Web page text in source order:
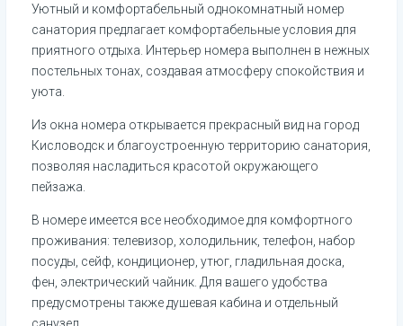
Уютный и комфортабельный однокомнатный номер
санатория предлагает комфортабельные условия для
приятного отдыха. Интерьер номера выполнен в нежных
постельных тонах, создавая атмосферу спокойствия и
уюта.
Из окна номера открывается прекрасный вид на город
Кисловодск и благоустроенную территорию санатория,
позволяя насладиться красотой окружающего
пейзажа.
В номере имеется все необходимое для комфортного
проживания: телевизор, холодильник, телефон, набор
посуды, сейф, кондиционер, утюг, гладильная доска,
фен, электрический чайник. Для вашего удобства
предусмотрены также душевая кабина и отдельный
санузел.